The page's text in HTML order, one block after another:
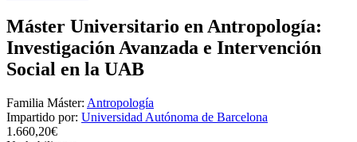
Máster Universitario en Antropología:
Investigación Avanzada e Intervención
Social en la UAB
Familia Máster: Antropología
Impartido por: Universidad Autónoma de Barcelona
1.660,20€